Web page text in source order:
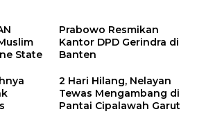
State
Prabowo Resmikan
Kantor DPD Gerindra di
Banten
2 Hari Hilang, Nelayan
Tewas Mengambang di
Pantai Cipalawah Garut